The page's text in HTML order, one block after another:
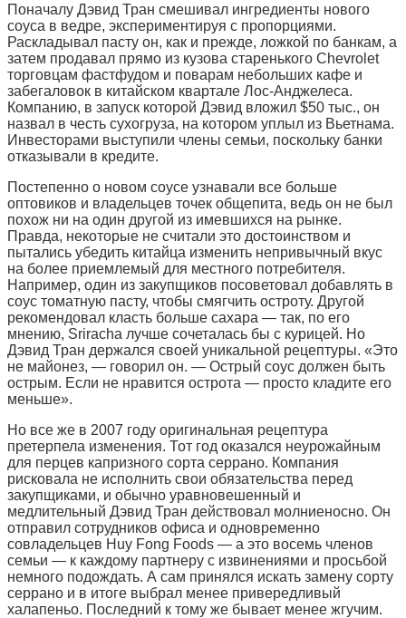
Поначалу Дэвид Тран смешивал ингредиенты нового
соуса в ведре, экспериментируя с пропорциями.
Раскладывал пасту он, как и прежде, ложкой по банкам, а
затем продавал прямо из кузова старенького Chevrolet
торговцам фастфудом и поварам небольших кафе и
забегаловок в китайском квартале Лос-Анджелеса.
Компанию, в запуск которой Дэвид вложил $50 тыс., он
назвал в честь сухогруза, на котором уплыл из Вьетнама.
Инвесторами выступили члены семьи, поскольку банки
отказывали в кредите.
Постепенно о новом соусе узнавали все больше
оптовиков и владельцев точек общепита, ведь он не был
похож ни на один другой из имевшихся на рынке.
Правда, некоторые не считали это достоинством и
пытались убедить китайца изменить непривычный вкус
на более приемлемый для местного потребителя.
Например, один из закупщиков посоветовал добавлять в
соус томатную пасту, чтобы смягчить остроту. Другой
рекомендовал класть больше сахара — так, по его
мнению, Sriracha лучше сочеталась бы с курицей. Но
Дэвид Тран держался своей уникальной рецептуры. «Это
не майонез, — говорил он. — Острый соус должен быть
острым. Если не нравится острота — просто кладите его
меньше».
Но все же в 2007 году оригинальная рецептура
претерпела изменения. Тот год оказался неурожайным
для перцев капризного сорта серрано. Компания
рисковала не исполнить свои обязательства перед
закупщиками, и обычно уравновешенный и
медлительный Дэвид Тран действовал молниеносно. Он
отправил сотрудников офиса и одновременно
совладельцев Huy Fong Foods — а это восемь членов
семьи — к каждому партнеру с извинениями и просьбой
немного подождать. А сам принялся искать замену сорту
серрано и в итоге выбрал менее привередливый
халапеньо. Последний к тому же бывает менее жгучим.